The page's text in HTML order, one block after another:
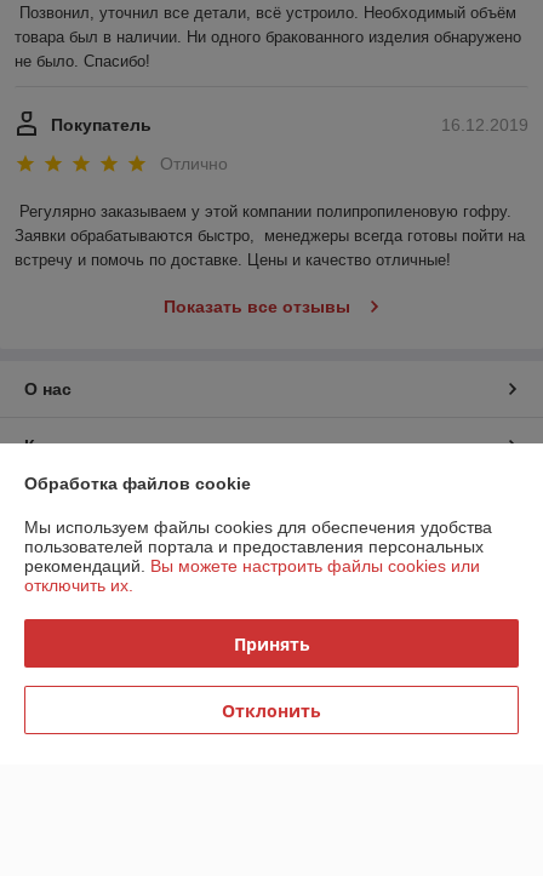
Позвонил, уточнил все детали, всё устроило. Необходимый объём
товара был в наличии. Ни одного бракованного изделия обнаружено
не было. Спасибо!
16.12.2019
Покупатель
Отлично
Регулярно заказываем у этой компании полипропиленовую гофру.
Заявки обрабатываются быстро,  менеджеры всегда готовы пойти на
встречу и помочь по доставке. Цены и качество отличные!
Показать все отзывы
О нас
Контакты
График работы
Полная версия сайта
Политика обработки cookies
Сайт создан на платформе Deal.by
Обработка файлов cookie
Мы используем файлы cookies для обеспечения удобства
пользователей портала и предоставления персональных
рекомендаций. Вы можете настроить файлы cookies или
отключить их.
Принять
Отклонить